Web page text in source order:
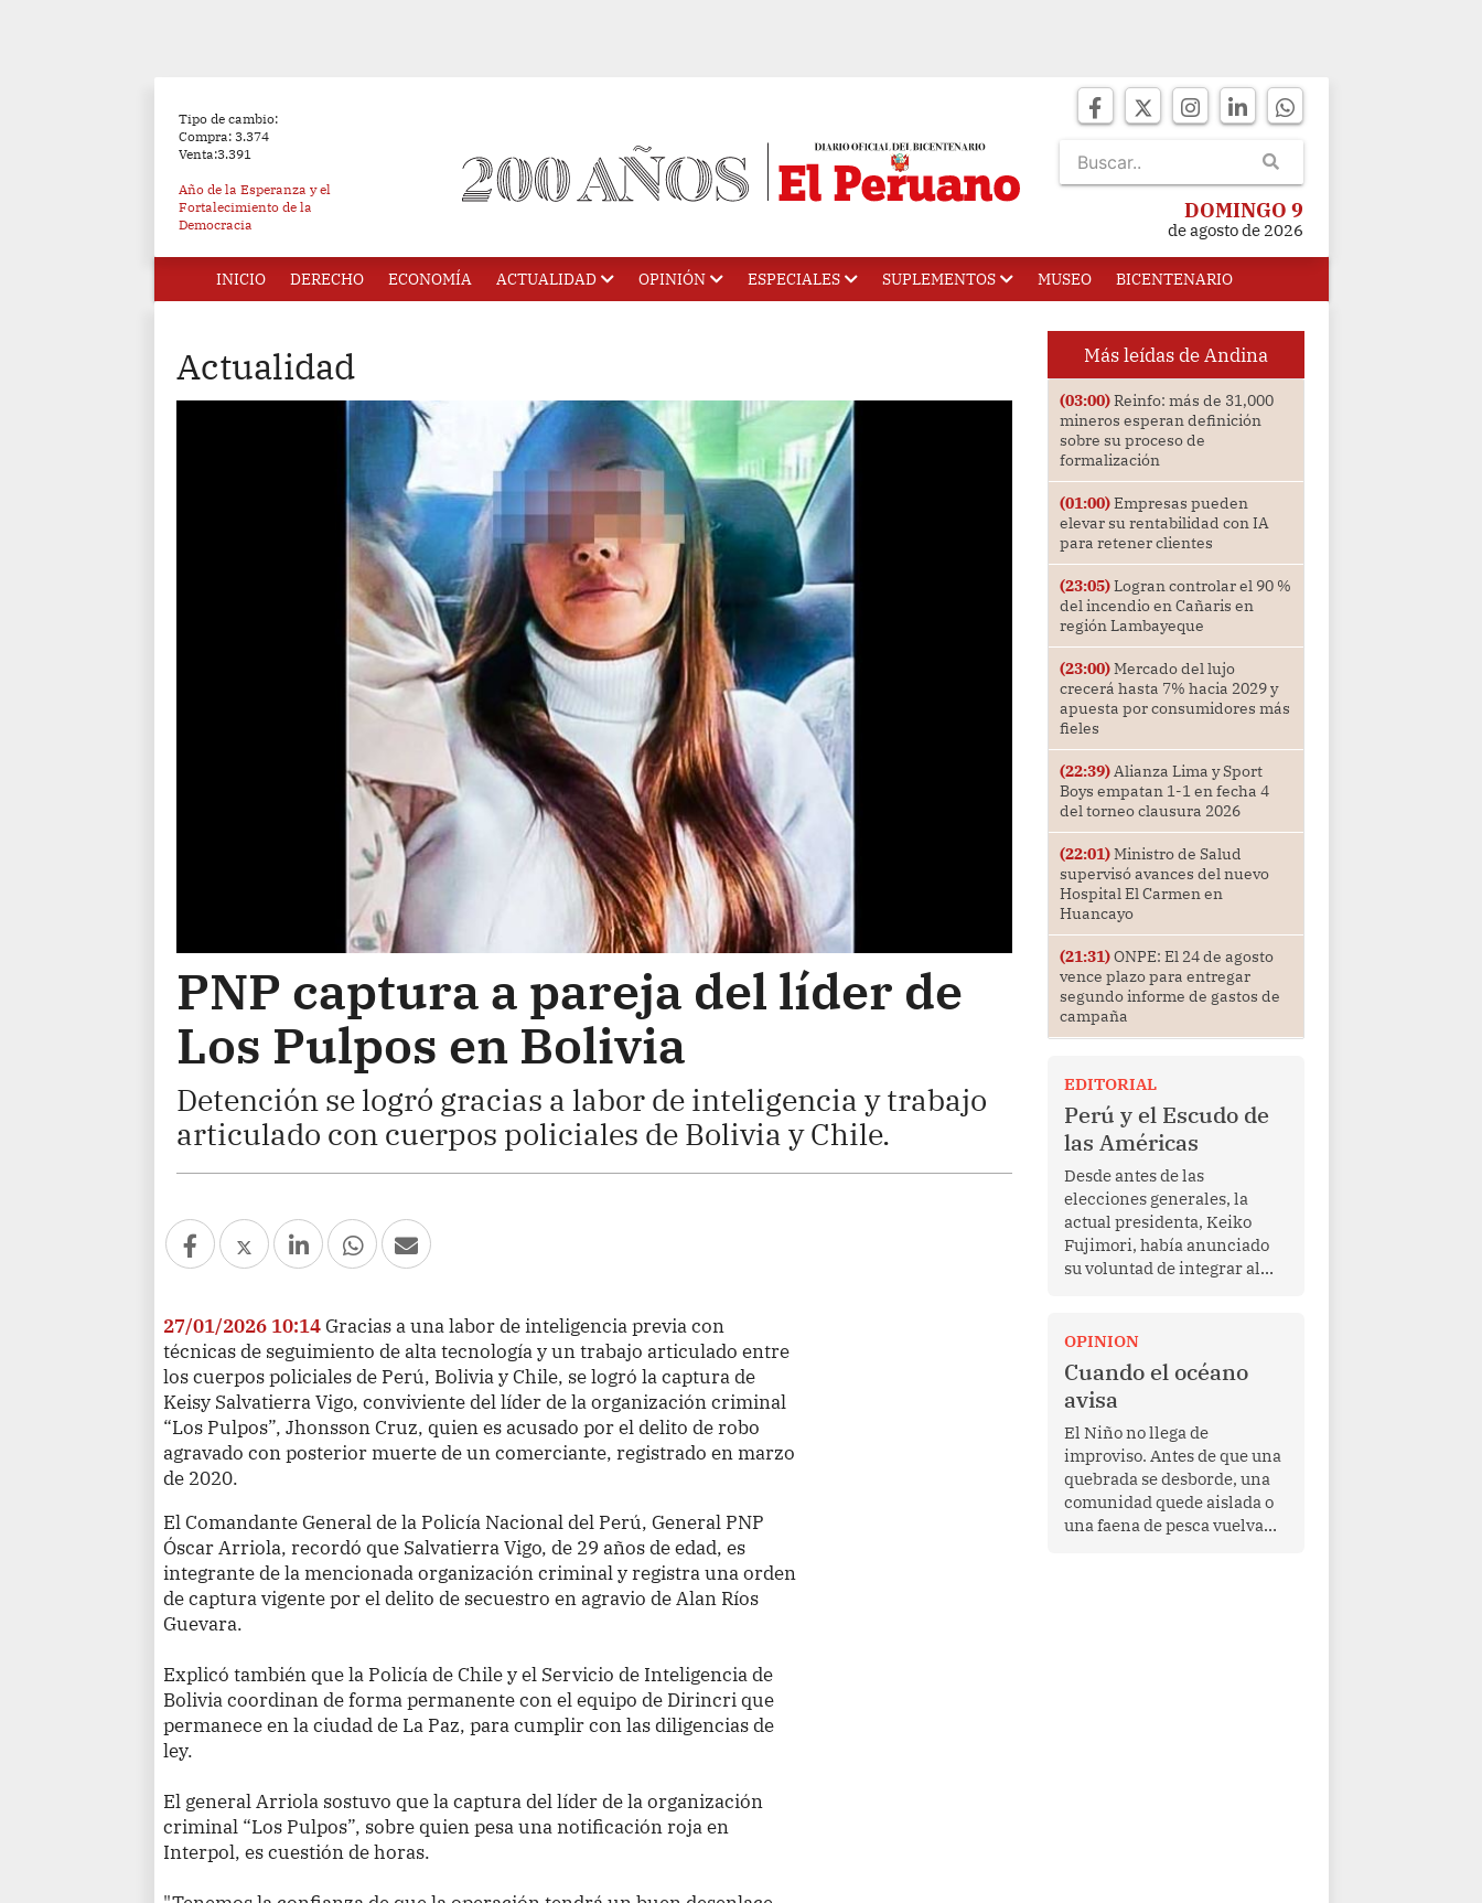
Tipo de cambio:
Compra: 3.374
Venta:3.391
Año de la Esperanza y el
Fortalecimiento de la
Democracia
DOMINGO 9
de agosto de 2026
INICIO DERECHO ECONOMÍA ACTUALIDAD OPINIÓN ESPECIALES SUPLEMENTOS MUSEO BICENTENARIO
Actualidad
PNP captura a pareja del líder de
Los Pulpos en Bolivia
Detención se logró gracias a labor de inteligencia y trabajo
articulado con cuerpos policiales de Bolivia y Chile.
27/01/2026 10:14Gracias a una labor de inteligencia previa con
técnicas de seguimiento de alta tecnología y un trabajo articulado entre
los cuerpos policiales de Perú, Bolivia y Chile, se logró la captura de
Keisy Salvatierra Vigo, conviviente del líder de la organización criminal
“Los Pulpos”, Jhonsson Cruz, quien es acusado por el delito de robo
agravado con posterior muerte de un comerciante, registrado en marzo
de 2020.
El Comandante General de la Policía Nacional del Perú, General PNP
Óscar Arriola, recordó que Salvatierra Vigo, de 29 años de edad, es
integrante de la mencionada organización criminal y registra una orden
de captura vigente por el delito de secuestro en agravio de Alan Ríos
Guevara.
Explicó también que la Policía de Chile y el Servicio de Inteligencia de
Bolivia coordinan de forma permanente con el equipo de Dirincri que
permanece en la ciudad de La Paz, para cumplir con las diligencias de
ley.
El general Arriola sostuvo que la captura del líder de la organización
criminal “Los Pulpos”, sobre quien pesa una notificación roja en
Interpol, es cuestión de horas.
Más leídas de Andina
(03:00)Reinfo: más de 31,000
mineros esperan definición
sobre su proceso de
formalización
(01:00)Empresas pueden
elevar su rentabilidad con IA
para retener clientes
(23:05)Logran controlar el 90 %
del incendio en Cañaris en
región Lambayeque
(23:00)Mercado del lujo
crecerá hasta 7% hacia 2029 y
apuesta por consumidores más
fieles
(22:39)Alianza Lima y Sport
Boys empatan 1-1 en fecha 4
del torneo clausura 2026
(22:01)Ministro de Salud
supervisó avances del nuevo
Hospital El Carmen en
Huancayo
(21:31)ONPE: El 24 de agosto
vence plazo para entregar
segundo informe de gastos de
campaña
EDITORIAL
Perú y el Escudo de
las Américas
Desde antes de las
elecciones generales, la
actual presidenta, Keiko
Fujimori, había anunciado
su voluntad de integrar al
en marzo de este año por el
mandatario estadounidense
Donald Trump, con el fin de
enfrentar al crimen
transnacional organizado y
al tráfico de drogas.
OPINION
Cuando el océano
avisa
El Niño no llega de
improviso. Antes de que una
quebrada se desborde, una
comunidad quede aislada o
una faena de pesca vuelva